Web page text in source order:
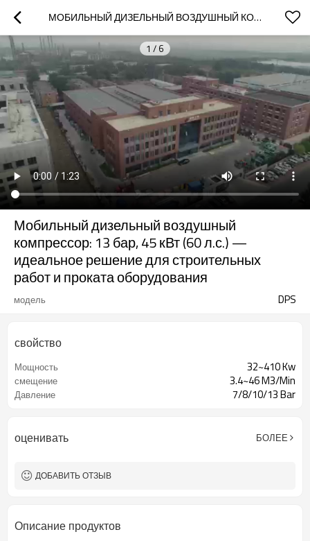
МОБИЛЬНЫЙ ДИЗЕЛЬНЫЙ ВОЗДУШНЫЙ КОМПРЕССОР: 13 БАР, 45 КВТ (60 Л.С.) — ИДЕАЛЬНОЕ РЕШЕНИЕ ДЛЯ СТРОИТЕЛЬНЫХ РАБОТ И ПРОКАТА ОБОРУДОВАНИЯ
1 / 6
Мобильный дизельный воздушный
компрессор: 13 бар, 45 кВт (60 л.с.) —
идеальное решение для строительных
работ и проката оборудования
модель DPS
свойство
Мощность 32~410 Kw
смещение 3.4~46 M3/Min
Давление 7/8/10/13 Bar
оценивать БОЛЕЕ
ДОБАВИТЬ ОТЗЫВ
Описание продуктов